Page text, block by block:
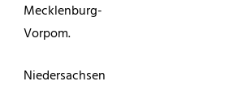
Mecklenburg-
Vorpom.
Niedersachsen